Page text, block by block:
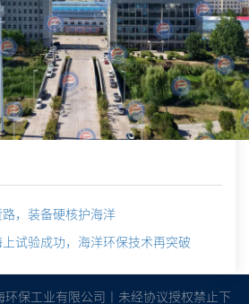
路，装备硬核护海洋
上试验成功，海洋环保技术再突破
环保工业有限公司丨未经协议授权禁止下